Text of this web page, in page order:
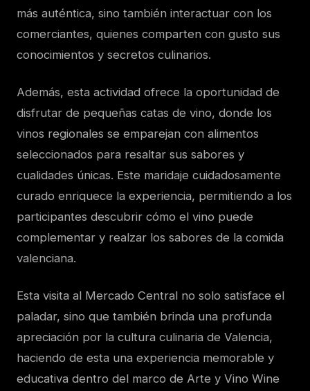
más auténtica, sino también interactuar con los
comerciantes, quienes comparten con gusto sus
conocimientos y secretos culinarios.
Además, esta actividad ofrece la oportunidad de
disfrutar de pequeñas catas de vino, donde los
vinos regionales se emparejan con alimentos
seleccionados para resaltar sus sabores y
cualidades únicas. Este maridaje cuidadosamente
curado enriquece la experiencia, permitiendo a los
participantes descubrir cómo el vino puede
complementar y realzar los sabores de la comida
valenciana.
Esta visita al Mercado Central no solo satisface el
paladar, sino que también brinda una profunda
apreciación por la cultura culinaria de Valencia,
haciendo de esta una experiencia memorable y
educativa dentro del marco de Arte y Vino Wine